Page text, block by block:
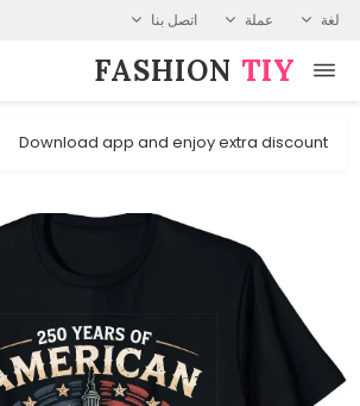
لغة عملة اتصل بنا
FASHION⁠ TIY
Download app and enjoy extra discount